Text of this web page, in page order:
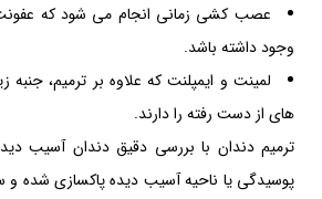
عصب کشی زمانی انجام می شود که عفونت
وجود داشته باشد.
لمینت و ایمپلنت که علاوه بر ترمیم، جنبه
های از دست رفته را دارند.
ترمیم دندان با بررسی دقیق دندان آسیب
پوسیدگی یا ناحیه آسیب دیده پاکسازی شده